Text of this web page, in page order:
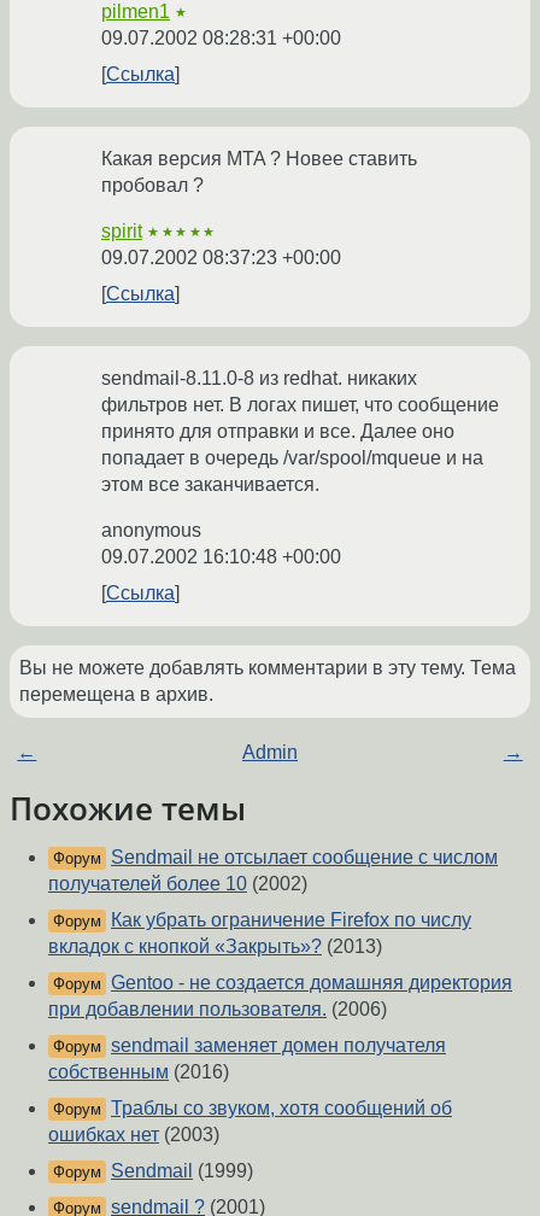
pilmen1 ★
09.07.2002 08:28:31 +00:00
Ссылка
Какая версия MTA ? Новее ставить
пробовал ?
spirit ★★★★★
09.07.2002 08:37:23 +00:00
Ссылка
sendmail-8.11.0-8 из redhat. никаких
фильтров нет. В логах пишет, что сообщение
принято для отправки и все. Далее оно
попадает в очередь /var/spool/mqueue и на
этом все заканчивается.
anonymous
09.07.2002 16:10:48 +00:00
Ссылка
Вы не можете добавлять комментарии в эту тему. Тема
перемещена в архив.
← Admin →
Похожие темы
Форум
Sendmail не отсылает сообщение с числом
получателей более 10 (2002)
Форум
Как убрать ограничение Firefox по числу
вкладок с кнопкой «Закрыть»? (2013)
Форум Gentoo - не создается домашняя директория
при добавлении пользователя. (2006)
Форум sendmail заменяет домен получателя
собственным (2016)
Форум Траблы со звуком, хотя сообщений об
ошибках нет (2003)
Форум Sendmail (1999)
Форум sendmail ? (2001)